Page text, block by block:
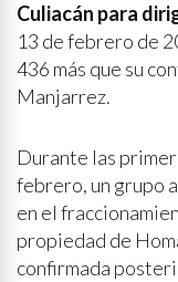
Culiacán para
13 de febrero de
436 más que su
Manjarrez.
Durante las
febrero, un grupo
en el
propiedad de
confirmada